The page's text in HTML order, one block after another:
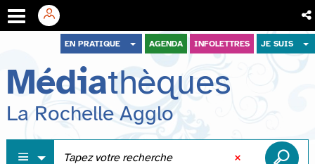
menu
contenu
recherche
EN PRATIQUE AGENDA INFOLETTRES JE SUIS
Médiathèques
La Rochelle Agglo